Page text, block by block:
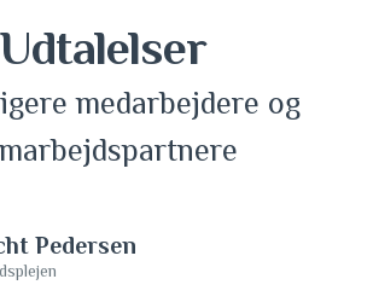
Udtalelser
medarbejdere og
Pedersen